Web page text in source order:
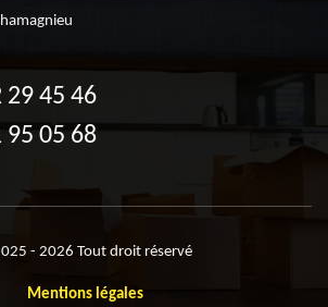
29 45 46
95 05 68
- 2026 Tout droit réservé
Mentions légales